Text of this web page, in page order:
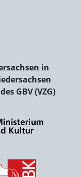
in
GBV (VZG)